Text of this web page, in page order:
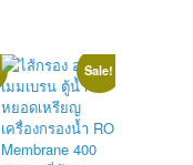
Sale!